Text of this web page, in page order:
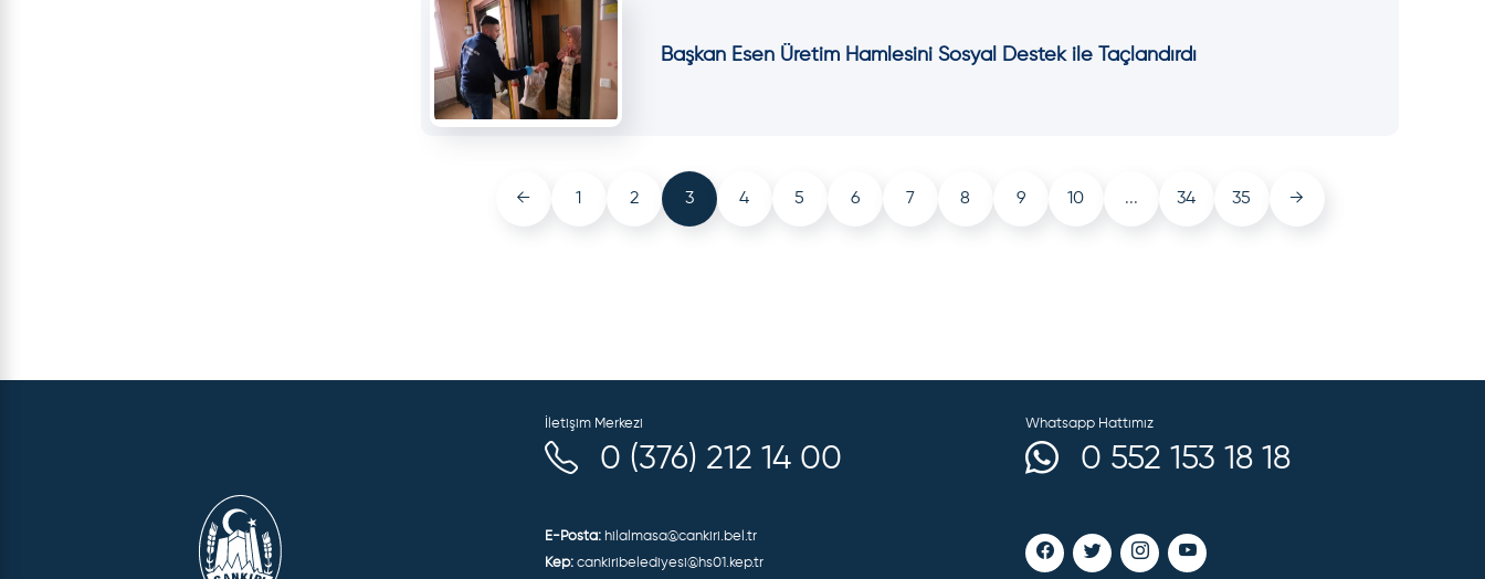
Başkan Esen Üretim Hamlesini Sosyal Destek ile Taçlandırdı
← 1 2 3 4 5 6 7 8 9 10 ... 34 35 →
İletişim Merkezi
0 (376) 212 14 00
Whatsapp Hattımız
0 552 153 18 18
E-Posta: hilalmasa@cankiri.bel.tr
Kep: cankiribelediyesi@hs01.kep.tr